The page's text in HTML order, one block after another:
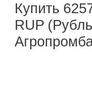
Купить
RUP